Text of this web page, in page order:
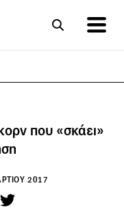
που «σκάει»
2017